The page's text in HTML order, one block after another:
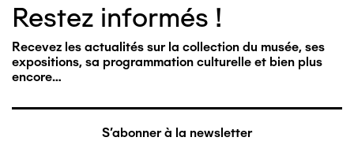
Restez informés !
Recevez les actualités sur la collection du musée, ses
expositions, sa programmation culturelle et bien plus
encore…
S'abonner à la newsletter